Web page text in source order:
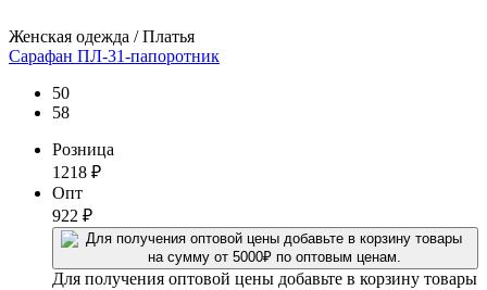
Женская одежда / Платья
Сарафан ПЛ-31-папоротник
50
58
Розница
1218 ₽
Опт
922 ₽
Для получения оптовой цены добавьте в корзину товары